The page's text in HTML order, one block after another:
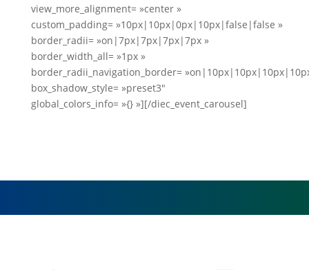
view_more_alignment= »center »
custom_padding= »10px|10px|0px|10px|false|false »
border_radii= »on|7px|7px|7px|7px »
border_width_all= »1px »
border_radii_navigation_border=
box_shadow_style= »preset3″
global_colors_info= »{} »][/diec_event_carousel]